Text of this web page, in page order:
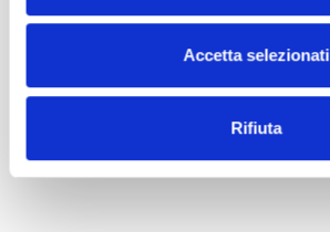
Accetta selezionati
Rifiuta